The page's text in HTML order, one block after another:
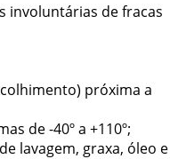
involuntárias de fracas
próxima a
de -40º a +110º;
lavagem, graxa, óleo e